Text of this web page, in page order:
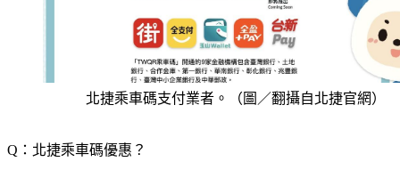
北捷乘車碼支付業者。（圖／翻攝自北捷官網）
Q：北捷乘車碼優惠？